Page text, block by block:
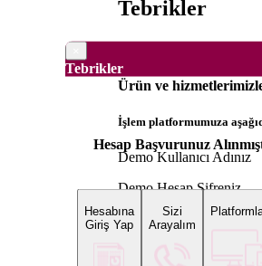
Tebrikler
Hesap Başvurunuz
Hesabına
Giriş Yap
Sizi
Arayalım
Tebrikler
Dünya Borsaları
Ürün ve
İşlem platformumuza
Demo Kullanıcı Adınız
Demo Hesap Şifreniz
Bilgi ve gerçek hesap açılış